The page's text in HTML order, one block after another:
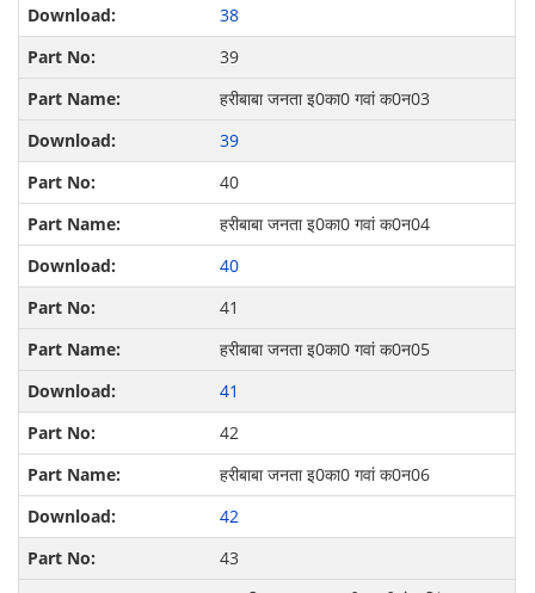
38
39
हरीबाबा जनता इ0‍का0 गवां क0न03
39
40
हरीबाबा जनता इ0‍का0 गवां क0न04
40
41
हरीबाबा जनता इ0‍का0 गवां क0न05
41
42
हरीबाबा जनता इ0‍का0 गवां क0न06
42
43